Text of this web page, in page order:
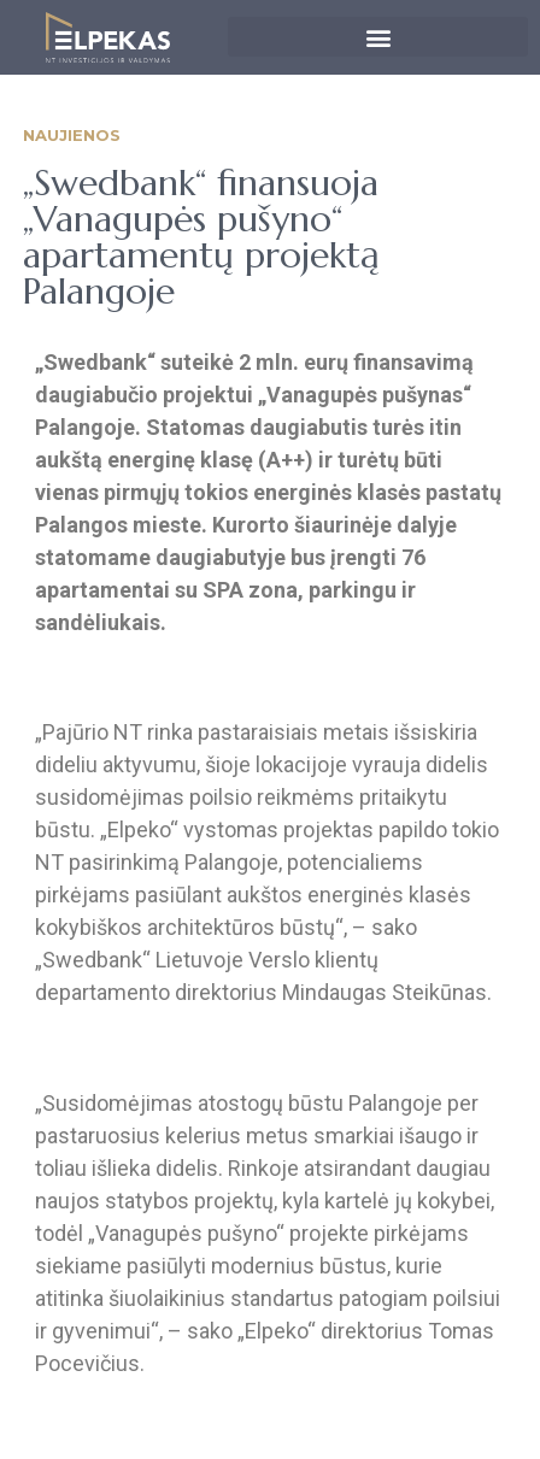
NAUJIENOS
„Swedbank“ finansuoja
„Vanagupės pušyno“
apartamentų projektą
Palangoje
„Swedbank“ suteikė 2 mln. eurų finansavimą
daugiabučio projektui „Vanagupės pušynas“
Palangoje. Statomas daugiabutis turės itin
aukštą energinę klasę (A++) ir turėtų būti
vienas pirmųjų tokios energinės klasės pastatų
Palangos mieste. Kurorto šiaurinėje dalyje
statomame daugiabutyje bus įrengti 76
apartamentai su SPA zona, parkingu ir
sandėliukais.
„Pajūrio NT rinka pastaraisiais metais išsiskiria
dideliu aktyvumu, šioje lokacijoje vyrauja didelis
susidomėjimas poilsio reikmėms pritaikytu
būstu. „Elpeko“ vystomas projektas papildo tokio
NT pasirinkimą Palangoje, potencialiems
pirkėjams pasiūlant aukštos energinės klasės
kokybiškos architektūros būstų“, – sako
„Swedbank“ Lietuvoje Verslo klientų
departamento direktorius Mindaugas Steikūnas.
„Susidomėjimas atostogų būstu Palangoje per
pastaruosius kelerius metus smarkiai išaugo ir
toliau išlieka didelis. Rinkoje atsirandant daugiau
naujos statybos projektų, kyla kartelė jų kokybei,
todėl „Vanagupės pušyno“ projekte pirkėjams
siekiame pasiūlyti modernius būstus, kurie
atitinka šiuolaikinius standartus patogiam poilsiui
ir gyvenimui“, – sako „Elpeko“ direktorius Tomas
Pocevičius.